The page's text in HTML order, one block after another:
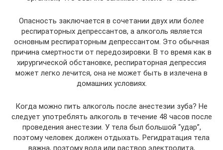
Опасность заключается в сочетании двух или более
респираторных депрессантов, а алкоголь является
основным респираторным депрессантом. Это обычная
причина смертности от передозировки. В то время как в
хирургической обстановке, респираторная депрессия
может легко лечится, она не может быть в излечена в
домашних условиях.
Когда можно пить алкоголь после анестезии зуба? Не
следует употреблять алкоголь в течение 48 часов после
проведения анестезии. У тела был большой “удар”,
поэтому человек должен отдыхать. Регидратация тела
важна, поэтому вода или раствор электролита,